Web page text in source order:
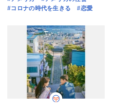
#コロナの時代を生きる
#恋愛